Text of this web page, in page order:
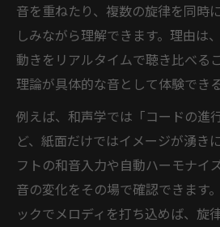
音を重ねたり、複数の旋律を同時
しみながら理解できます。理由は
動きをリアルタイムで聴き比べる
理論が具体的な音として体験でき
例えば、和声学では「コードの進
ど、紙面だけではイメージが湧き
フトの和音入力や自動ハーモナイ
音の変化をその場で確認できます
ックでメロディを打ち込めば、旋